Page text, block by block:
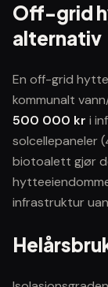
Off-grid
alternativ
En off-grid
kommunalt
500 000 kr i
solcellepaneler
biotoalett gjør
infrastruktur